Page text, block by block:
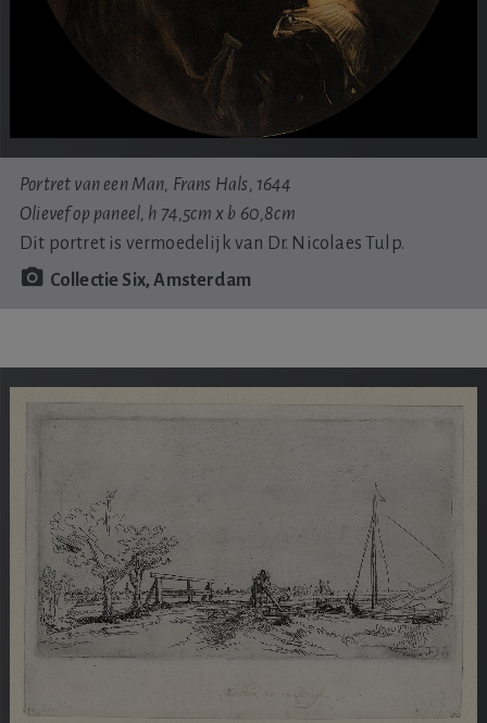
Portret van een Man, Frans Hals, 1644
Olievef op paneel, h 74,5cm x b 60,8cm
Dit portret is vermoedelijk van Dr. Nicolaes Tulp.
Collectie Six, Amsterdam